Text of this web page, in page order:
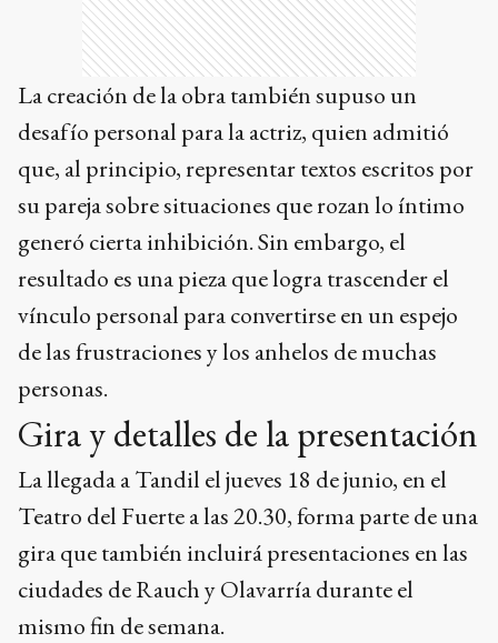
La creación de la obra también supuso un
desafío personal para la actriz, quien admitió
que, al principio, representar textos escritos por
su pareja sobre situaciones que rozan lo íntimo
generó cierta inhibición. Sin embargo, el
resultado es una pieza que logra trascender el
vínculo personal para convertirse en un espejo
de las frustraciones y los anhelos de muchas
personas.
Gira y detalles de la presentación
La llegada a Tandil el jueves 18 de junio, en el
Teatro del Fuerte a las 20.30, forma parte de una
gira que también incluirá presentaciones en las
ciudades de Rauch y Olavarría durante el
mismo fin de semana.